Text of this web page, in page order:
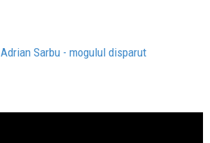
Adrian Sarbu - mogulul disparut